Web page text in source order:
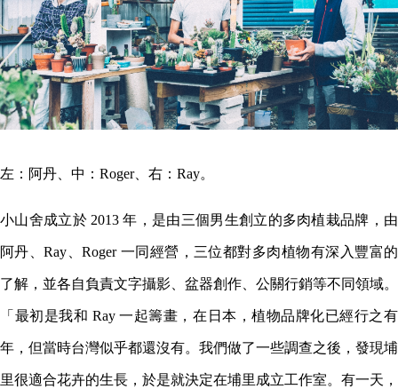
左：阿丹、中：Roger、右：Ray。
小山舍成立於 2013 年，是由三個男生創立的多肉植栽品牌，由
阿丹、Ray、Roger 一同經營，三位都對多肉植物有深入豐富的
了解，並各自負責文字攝影、盆器創作、公關行銷等不同領域。
「最初是我和 Ray 一起籌畫，在日本，植物品牌化已經行之有
年，但當時台灣似乎都還沒有。我們做了一些調查之後，發現埔
里很適合花卉的生長，於是就決定在埔里成立工作室。有一天，